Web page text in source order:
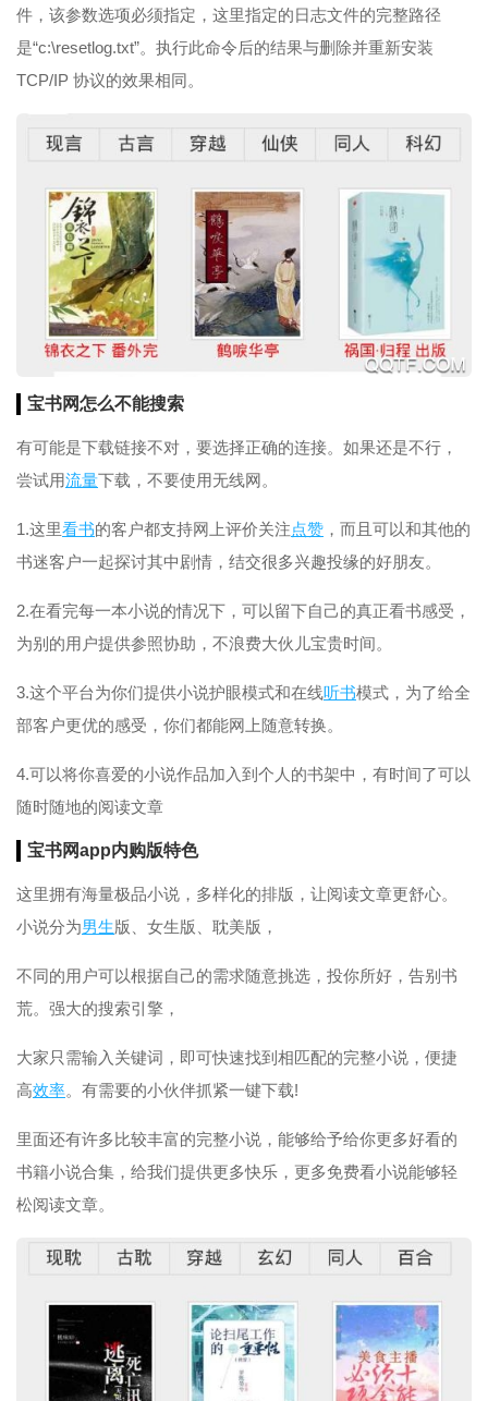
件，该参数选项必须指定，这里指定的日志文件的完整路径
是“c:\resetlog.txt”。执行此命令后的结果与删除并重新安装
TCP/IP 协议的效果相同。
宝书网怎么不能搜索
有可能是下载链接不对，要选择正确的连接。如果还是不行，
尝试用流量下载，不要使用无线网。
1.这里看书的客户都支持网上评价关注点赞 ，而且可以和其他的
书迷客户一起探讨其中剧情，结交很多兴趣投缘的好朋友。
2.在看完每一本小说的情况下，可以留下自己的真正看书感受，
为别的用户提供参照协助，不浪费大伙儿宝贵时间。
3.这个平台为你们提供小说护眼模式和在线听书模式，为了给全
部客户更优的感受，你们都能网上随意转换。
4.可以将你喜爱的小说作品加入到个人的书架中，有时间了可以
随时随地的阅读文章
宝书网app内购版特色
这里拥有海量极品小说，多样化的排版，让阅读文章更舒心。
小说分为男生版、女生版、耽美版，
不同的用户可以根据自己的需求随意挑选，投你所好，告别书
荒。强大的搜索引擎，
大家只需输入关键词，即可快速找到相匹配的完整小说，便捷
高效率。有需要的小伙伴抓紧一键下载!
里面还有许多比较丰富的完整小说，能够给予给你更多好看的
书籍小说合集，给我们提供更多快乐，更多免费看小说能够轻
松阅读文章。